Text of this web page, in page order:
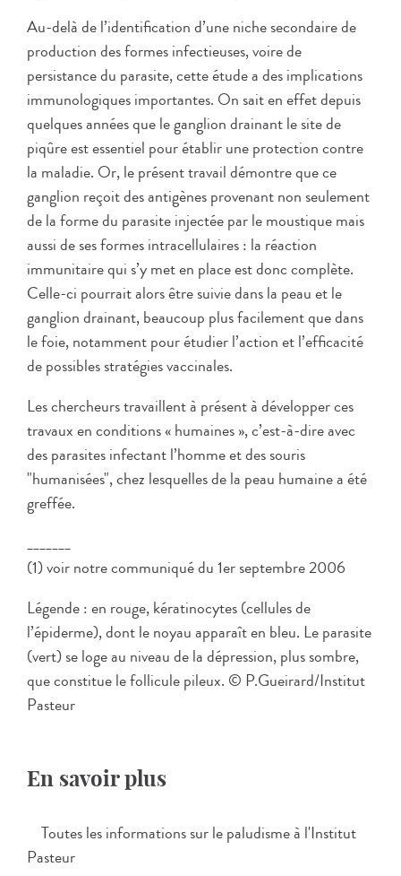
Au-delà de l’identification d’une niche secondaire de
production des formes infectieuses, voire de
persistance du parasite, cette étude a des implications
immunologiques importantes. On sait en effet depuis
quelques années que le ganglion drainant le site de
piqûre est essentiel pour établir une protection contre
la maladie. Or, le présent travail démontre que ce
ganglion reçoit des antigènes provenant non seulement
de la forme du parasite injectée par le moustique mais
aussi de ses formes intracellulaires : la réaction
immunitaire qui s’y met en place est donc complète.
Celle-ci pourrait alors être suivie dans la peau et le
ganglion drainant, beaucoup plus facilement que dans
le foie, notamment pour étudier l’action et l’efficacité
de possibles stratégies vaccinales.
Les chercheurs travaillent à présent à développer ces
travaux en conditions « humaines », c’est-à-dire avec
des parasites infectant l’homme et des souris
"humanisées", chez lesquelles de la peau humaine a été
greffée.
_______
(1) voir notre communiqué du 1er septembre 2006
Légende : en rouge, kératinocytes (cellules de
l’épiderme), dont le noyau apparaît en bleu. Le parasite
(vert) se loge au niveau de la dépression, plus sombre,
que constitue le follicule pileux. © P.Gueirard/Institut
Pasteur
En savoir plus
Toutes les informations sur le paludisme à l'Institut
Pasteur